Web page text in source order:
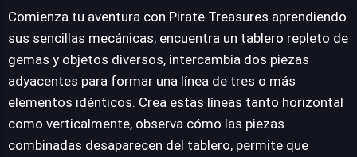
mar. Cada nivel no es solo un desafío, sino un paso más
en una travesía legendaria. Los jugadores se enfrentarán
en una competencia amistosa, buscando demostrar
quién es el pirata más diestro y veloz en la recolección
de riquezas. Con innumerables niveles y desafíos únicos,
respaldados por una leal tripulación, la promesa de
cofres rebosantes de oro y joyas aguarda.
Comienza tu aventura con Pirate Treasures aprendiendo
sus sencillas mecánicas; encuentra un tablero repleto de
gemas y objetos diversos, intercambia dos piezas
adyacentes para formar una línea de tres o más
elementos idénticos. Crea estas líneas tanto horizontal
como verticalmente, observa cómo las piezas
combinadas desaparecen del tablero, permite que